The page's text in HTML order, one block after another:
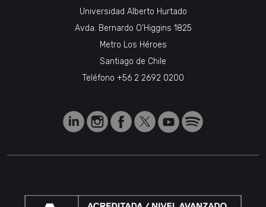
Universidad Alberto Hurtado
Avda. Bernardo O’Higgins 1825
Metro Los Héroes
Santiago de Chile
Teléfono +56 2 2692 0200